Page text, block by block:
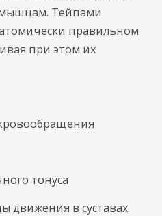
Тейпами
правильном
при этом их
тонуса
движения в суставах